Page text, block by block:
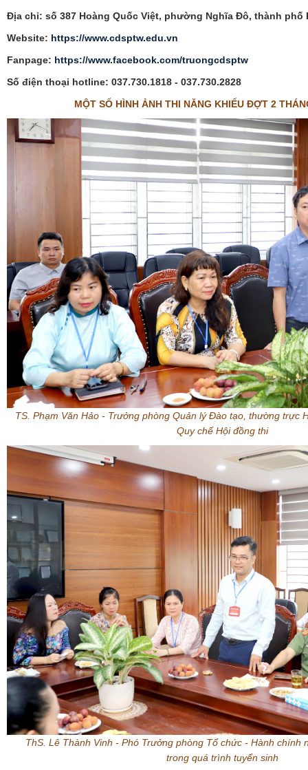
Địa chỉ: số 387 Hoàng Quốc Việt, phường Nghĩa Đô, thành phố
Website: https://www.cdsptw.edu.vn
Fanpage: https://www.facebook.com/truongcdsptw
Số điện thoại hotline: 037.730.1818 - 037.730.2828
MỘT SỐ HÌNH ẢNH THI NĂNG KHIẾU ĐỢT 2
TS. Phạm Văn Hảo - Trưởng phòng Quản lý Đào tạo, thường trực
Quy chế Hội đồng thi
ThS. Lê Thành Vinh - Phó Trưởng phòng Tổ chức - Hành chính
trong quá trình tuyển sinh